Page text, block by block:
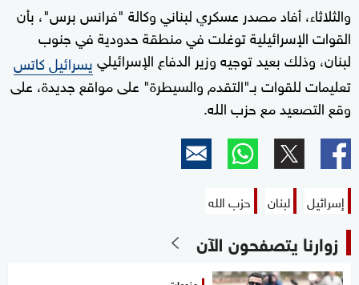
والثلاثاء، أفاد مصدر عسكري لبناني وكالة "فرانس برس"، بأن
القوات الإسرائيلية توغلت في منطقة حدودية في جنوب
لبنان، وذلك بعيد توجيه وزير الدفاع الإسرائيلييسرائيل كاتس
تعليمات للقوات بـ"التقدم والسيطرة" على مواقع جديدة، على
وقع التصعيد مع حزب الله.
إسرائيل لبنان حزب الله
زوارنا يتصفحون الآن